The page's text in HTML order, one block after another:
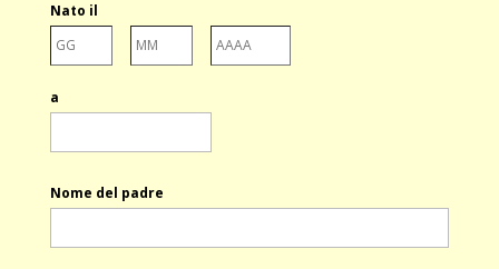
Nato il
a
Nome del padre